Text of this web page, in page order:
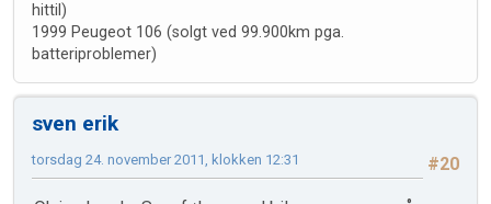
hittil)
1999 Peugeot 106 (solgt ved 99.900km pga.
batteriproblemer)
sven erik
#20
torsdag 24. november 2011, klokken 12:31